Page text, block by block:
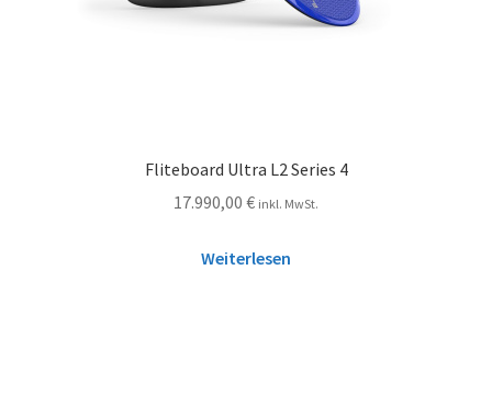
Fliteboard Ultra L2 Series 4
17.990,00 € inkl. MwSt.
Weiterlesen